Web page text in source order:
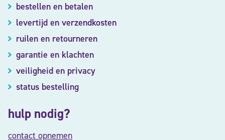
bestellen en betalen
levertijd en verzendkosten
ruilen en retourneren
garantie en klachten
veiligheid en privacy
status bestelling
hulp nodig?
contact opnemen